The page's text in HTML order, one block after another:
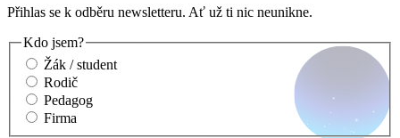
Přihlas se k odběru newsletteru. Ať už ti nic neunikne.
Kdo jsem?
Žák / student
Rodič
Pedagog
Firma